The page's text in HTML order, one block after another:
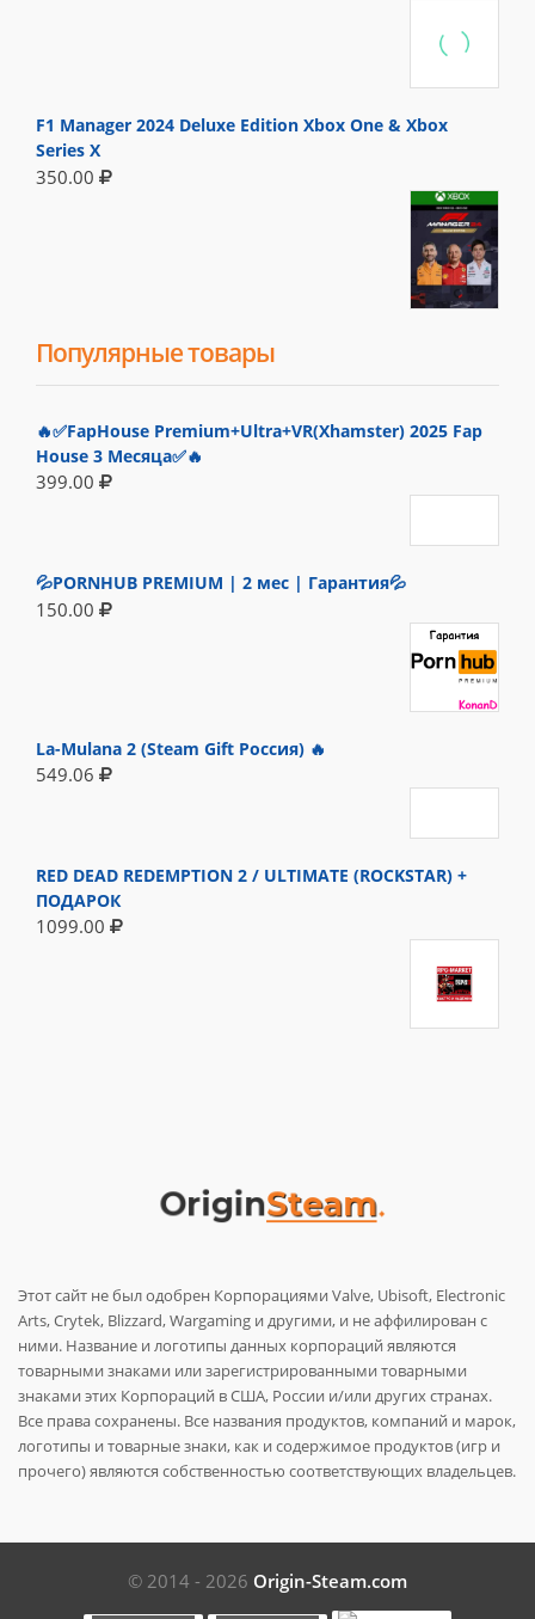
F1 Manager 2024 Deluxe Edition Xbox One & Xbox
Series X
350.00
Популярные товары
🔥✅FapHouse Premium+Ultra+VR(Xhamster) 2025 Fap
House 3 Месяца✅🔥
399.00
💦PORNHUB PREMIUM | 2 мес | Гарантия💦
150.00
La-Mulana 2 (Steam Gift Россия) 🔥
549.06
RED DEAD REDEMPTION 2 / ULTIMATE (ROCKSTAR) +
ПОДАРОК
1099.00
Этот сайт не был одобрен Корпорациями Valve, Ubisoft, Electronic
Arts, Crytek, Blizzard, Wargaming и другими, и не аффилирован с
ними. Название и логотипы данных корпораций являются
товарными знаками или зарегистрированными товарными
знаками этих Корпораций в США, России и/или других странах.
Все права сохранены. Все названия продуктов, компаний и марок,
логотипы и товарные знаки, как и содержимое продуктов (игр и
прочего) являются собственностью соответствующих владельцев.
© 2014 - 2026 Origin-Steam.com